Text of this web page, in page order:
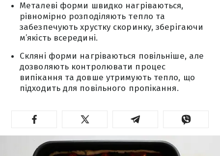
Металеві форми швидко нагріваються,
рівномірно розподіляють тепло та
забезпечують хрустку скоринку, зберігаючи
м’якість всередині.
Скляні форми нагріваються повільніше, але
дозволяють контролювати процес
випікання та довше утримують тепло, що
підходить для повільного пропікання.